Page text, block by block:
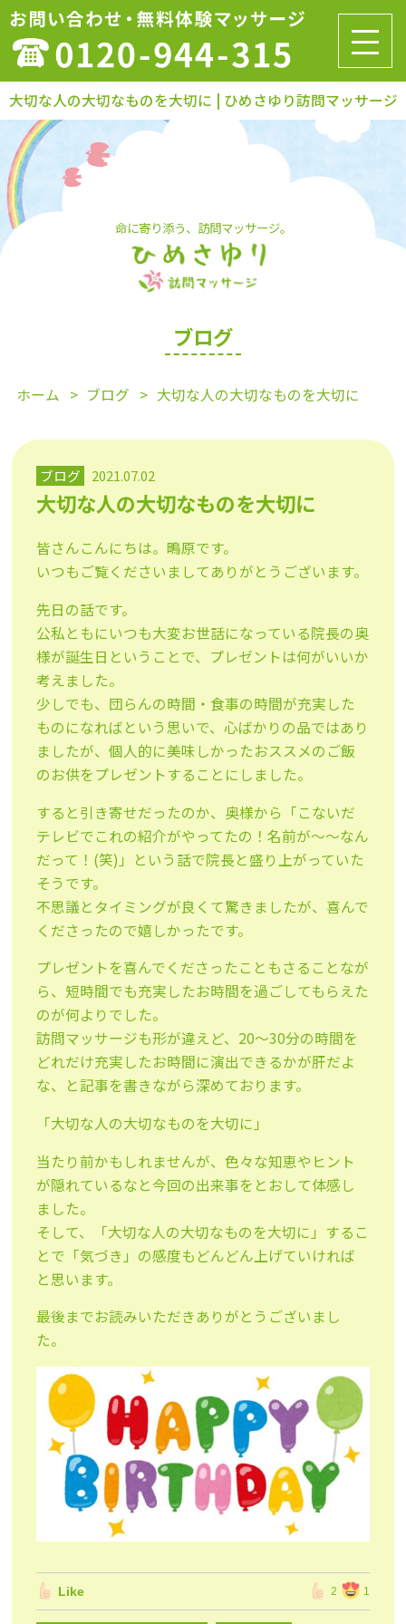
大切な人の大切なものを大切に | ひめさゆり訪問マッサージ
命に寄り添う、訪問マッサージ。
ブログ
ホーム ブログ 大切な人の大切なものを大切に
ブログ 2021.07.02
大切な人の大切なものを大切に
皆さんこんにちは。鴫原です。
いつもご覧くださいましてありがとうございます。
先日の話です。
公私ともにいつも大変お世話になっている院長の奥
様が誕生日ということで、プレゼントは何がいいか
考えました。
少しでも、団らんの時間・食事の時間が充実した
ものになればという思いで、心ばかりの品ではあり
ましたが、個人的に美味しかったおススメのご飯
のお供をプレゼントすることにしました。
すると引き寄せだったのか、奥様から「こないだ
テレビでこれの紹介がやってたの！名前が～～なん
だって！(笑)」という話で院長と盛り上がっていた
そうです。
不思議とタイミングが良くて驚きましたが、喜んで
くださったので嬉しかったです。
プレゼントを喜んでくださったこともさることなが
ら、短時間でも充実したお時間を過ごしてもらえた
のが何よりでした。
訪問マッサージも形が違えど、20～30分の時間を
どれだけ充実したお時間に演出できるかが肝だよ
な、と記事を書きながら深めております。
「大切な人の大切なものを大切に」
当たり前かもしれませんが、色々な知恵やヒント
が隠れているなと今回の出来事をとおして体感し
ました。
そして、「大切な人の大切なものを大切に」するこ
とで「気づき」の感度もどんどん上げていければ
と思います。
最後までお読みいただきありがとうございまし
た。
Like 2 1